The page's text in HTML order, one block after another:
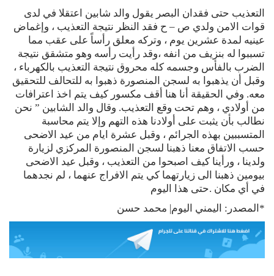
التعذيب حتى فقدان البصر يقول والد شابين اعتقلا في لدى
قوات الامن ولدي ص – ح فقد النظر نتيجة التعذيب ، وإغماض
عينيه لمدة عشرين يوم ، وتركه معلق رأساً على عقب مما
تسببوا له بنزيف من انفه ،وقد رأيت رأسه وهو متشقق نتيجة
الضرب بالفأس وجسمه كله محروق نتيجة التعذيب بالكهرباء ،
وقبل أن يذهبوا به لسجن المنصورة ذهبوا به للتحالف للتحقيق
معه. وفي الحقيقة أنا هنا أقف مكسور كيف يتم اخذ اعترافات
من أولادي ، وهم تحت وقع التعذيب. وقال والد الشابين ” نحن
نطالب بأن يثبت على أولادنا هذه التهم وإلا يتم محاسبة
المتسببين بهذه الجرائم ، وقبل عشرة ايام من عيد الاضحى
حسب الاتفاق معنا ذهبنا لسجن المنصورة المركزي لزيارة
ولدينا ، ورأينا كيف اصبحوا من التعذيب ، وقبل عيد الاضحى
بيومين ذهبنا الى زيارتهما كي يتم الافراج عنهما ، لم نجدهما
في أي مكان .حتى هذا اليوم
*المصدر: اليمني اليوم| محمد حسن